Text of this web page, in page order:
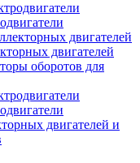
двигателей
двигателей
оборотов для
двигателей и